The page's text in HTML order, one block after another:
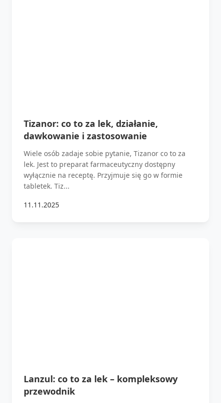
Tizanor: co to za lek, działanie,
dawkowanie i zastosowanie
Wiele osób zadaje sobie pytanie, Tizanor co to za
lek. Jest to preparat farmaceutyczny dostępny
wyłącznie na receptę. Przyjmuje się go w formie
tabletek. Tiz...
11.11.2025
Lanzul: co to za lek – kompleksowy
przewodnik